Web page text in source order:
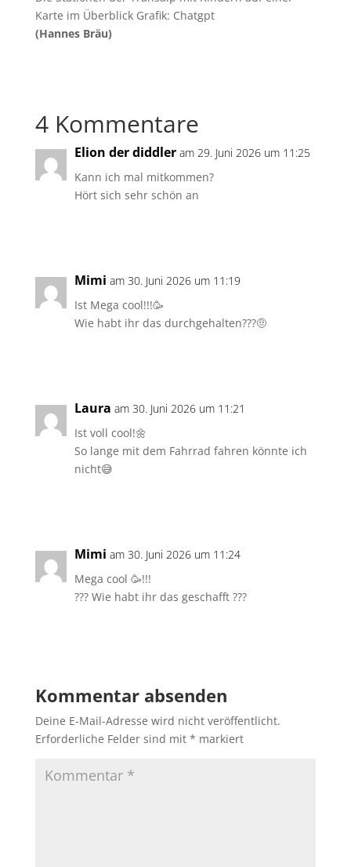
Karte im Überblick Grafik: Chatgpt
(Hannes Bräu)
4 Kommentare
Elion der diddler am 29. Juni 2026 um 11:25
Kann ich mal mitkommen?
Hört sich sehr schön an
Mimi am 30. Juni 2026 um 11:19
Ist Mega cool!!!🥳
Wie habt ihr das durchgehalten???🤨
Laura am 30. Juni 2026 um 11:21
Ist voll cool!🌼
So lange mit dem Fahrrad fahren könnte ich
nicht😅
Mimi am 30. Juni 2026 um 11:24
Mega cool 🥳!!!
??? Wie habt ihr das geschafft ???
Kommentar absenden
Deine E-Mail-Adresse wird nicht veröffentlicht.
Erforderliche Felder sind mit * markiert